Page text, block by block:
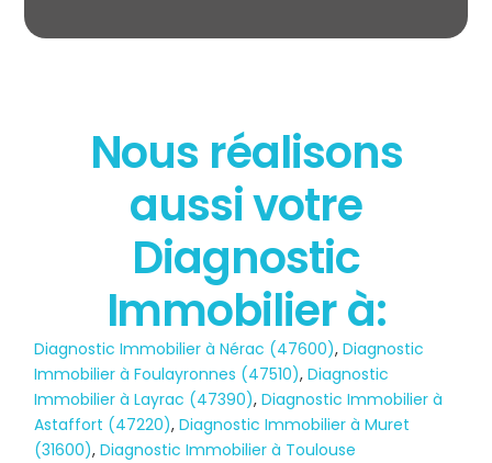
État des risques
POLLUTION
Nous réalisons
aussi votre
Diagnostic
Immobilier à:
Diagnostic Immobilier à Nérac (47600),Diagnostic
Immobilier à Foulayronnes (47510),Diagnostic
Immobilier à Layrac (47390),Diagnostic Immobilier à
Astaffort (47220),Diagnostic Immobilier à Muret
(31600),Diagnostic Immobilier à Toulouse